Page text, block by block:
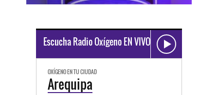
Escucha Radio Oxígeno EN VIVO
OXÍGENO EN TU CIUDAD
Arequipa